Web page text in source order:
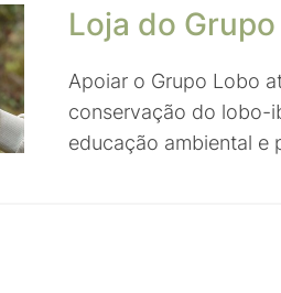
Loja do
Apoiar o Grupo Lobo
conservação do lobo-
educação ambiental e